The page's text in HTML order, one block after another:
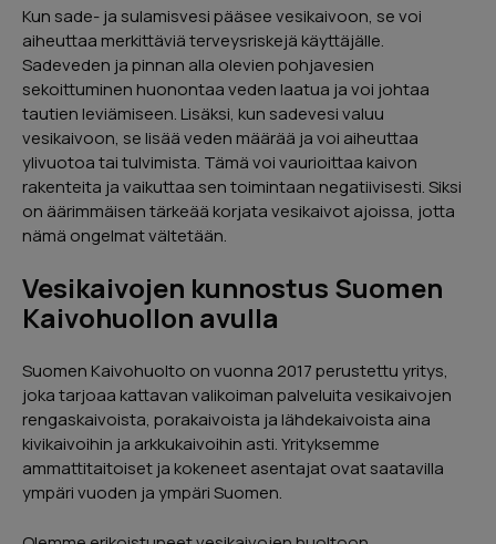
Kun sade- ja sulamisvesi pääsee vesikaivoon, se voi
aiheuttaa merkittäviä terveysriskejä käyttäjälle.
Sadeveden ja pinnan alla olevien pohjavesien
sekoittuminen huonontaa veden laatua ja voi johtaa
tautien leviämiseen. Lisäksi, kun sadevesi valuu
vesikaivoon, se lisää veden määrää ja voi aiheuttaa
ylivuotoa tai tulvimista. Tämä voi vaurioittaa kaivon
rakenteita ja vaikuttaa sen toimintaan negatiivisesti. Siksi
on äärimmäisen tärkeää korjata vesikaivot ajoissa, jotta
nämä ongelmat vältetään.
Vesikaivojen kunnostus Suomen
Kaivohuollon avulla
Suomen Kaivohuolto on vuonna 2017 perustettu yritys,
joka tarjoaa kattavan valikoiman palveluita vesikaivojen
rengaskaivoista, porakaivoista ja lähdekaivoista aina
kivikaivoihin ja arkkukaivoihin asti. Yrityksemme
ammattitaitoiset ja kokeneet asentajat ovat saatavilla
ympäri vuoden ja ympäri Suomen.
Hieno kokemus. Myyjä kertoi kaiken
tarvittavan. Sai hyvän käsityksen miten
rahoitus hoidetaan ja miten kannattaa
hakea kotitalousvähennystä. Kaivon
huoltotyö hoidettiin ajallaan ja erittäin
ammattimaisesti.
GoogleReviews
04/2024
Page